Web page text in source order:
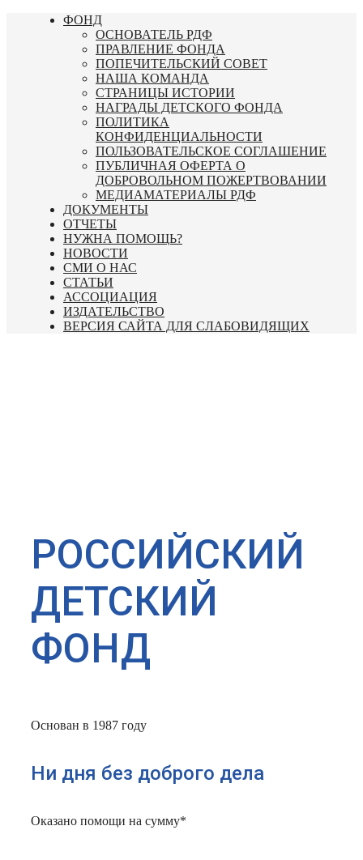
Перейти
ФОНД
ОСНОВАТЕЛЬ РДФ
ПРАВЛЕНИЕ ФОНДА
ПОПЕЧИТЕЛЬСКИЙ СОВЕТ
НАША КОМАНДА
СТРАНИЦЫ ИСТОРИИ
НАГРАДЫ ДЕТСКОГО ФОНДА
ПОЛИТИКА
КОНФИДЕНЦИАЛЬНОСТИ
ПОЛЬЗОВАТЕЛЬСКОЕ СОГЛАШЕНИЕ
ПУБЛИЧНАЯ ОФЕРТА О
ДОБРОВОЛЬНОМ ПОЖЕРТВОВАНИИ
МЕДИАМАТЕРИАЛЫ РДФ
ДОКУМЕНТЫ
ОТЧЕТЫ
НУЖНА ПОМОЩЬ?
НОВОСТИ
СМИ О НАС
СТАТЬИ
АССОЦИАЦИЯ
ИЗДАТЕЛЬСТВО
ВЕРСИЯ САЙТА ДЛЯ СЛАБОВИДЯЩИХ
РОССИЙСКИЙ
ДЕТСКИЙ
ФОНД
Основан в 1987 году
Ни дня без доброго дела
Оказано помощи на сумму*